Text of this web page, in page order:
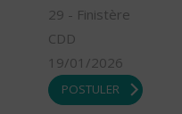
29 - Finistère
CDD
19/01/2026
POSTULER